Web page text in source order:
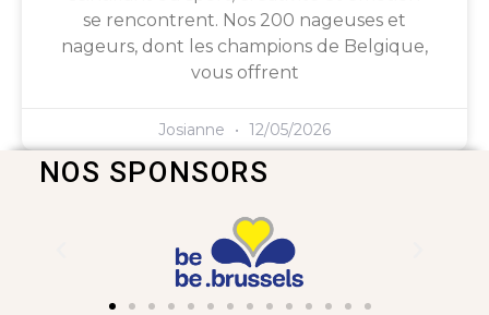
se rencontrent. Nos 200 nageuses et
nageurs, dont les champions de Belgique,
vous offrent
Josianne 12/05/2026
NOS SPONSORS